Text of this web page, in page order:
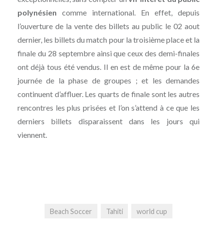
polynésien comme international. En effet, depuis
l’ouverture de la vente des billets au public le 02 aout
dernier, les billets du match pour la troisième place et la
finale du 28 septembre ainsi que ceux des demi-finales
ont déjà tous été vendus. Il en est de même pour la 6e
journée de la phase de groupes ; et les demandes
continuent d’affluer. Les quarts de finale sont les autres
rencontres les plus prisées et l’on s’attend à ce que les
derniers billets disparaissent dans les jours qui
viennent.
Beach Soccer Tahiti world cup